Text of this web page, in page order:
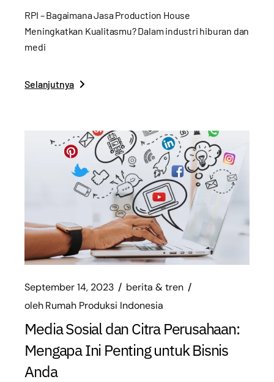
RPI – Bagaimana Jasa Production House
Meningkatkan Kualitasmu? Dalam industri hiburan dan
medi
Selanjutnya
September 14, 2023
berita & tren
olehRumah Produksi Indonesia
Media Sosial dan Citra Perusahaan:
Mengapa Ini Penting untuk Bisnis
Anda